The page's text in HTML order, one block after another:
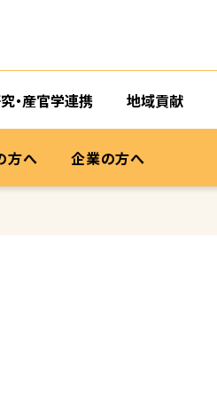
・産官学連携 地域貢献
方へ 企業の方へ